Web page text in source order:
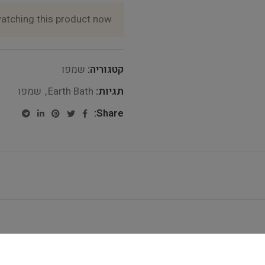
this product now!
קטגוריה: שמפו
תגיות: Earth Bath
, שמפו
Share: